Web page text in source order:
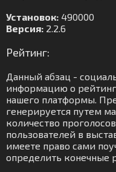
Установок: 490000
Версия: 2.2.6
Рейтинг:
Данный абзац -
информацию о
нашего платформы.
генерируется путем
количество
пользователей в
имеете право сами
определить конечные